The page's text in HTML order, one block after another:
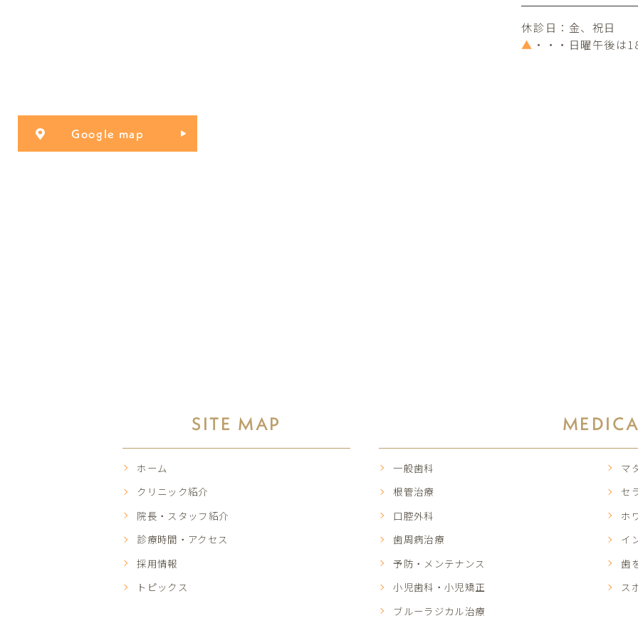
休診日：金、祝日
▲ ・・・日曜午後は
Google map
SITE MAP
ホーム
クリニック紹介
院長・スタッフ紹介
診療時間・アクセス
採用情報
トピックス
一般歯科
根管治療
口腔外科
歯周病治療
予防・メンテナンス
小児歯科・小児矯正
ブルーラジカル治療
マ
セ
ホ
イ
歯
ス